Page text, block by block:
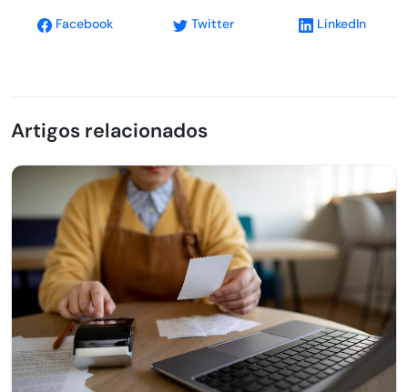
Facebook Twitter LinkedIn
Artigos relacionados